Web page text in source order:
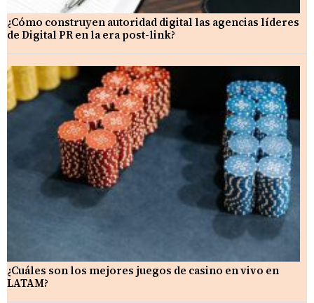
¿Cómo construyen autoridad digital las agencias líderes
de Digital PR en la era post-link?
¿Cuáles son los mejores juegos de casino en vivo en
LATAM?